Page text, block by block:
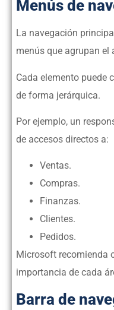
Menús de
La navegación
menús que agrupan el
Cada elemento puede
de forma jerárquica.
Por ejemplo, un
de accesos directos a:
Ventas.
Compras.
Finanzas.
Clientes.
Pedidos.
Microsoft recomienda
importancia de cada
Barra de